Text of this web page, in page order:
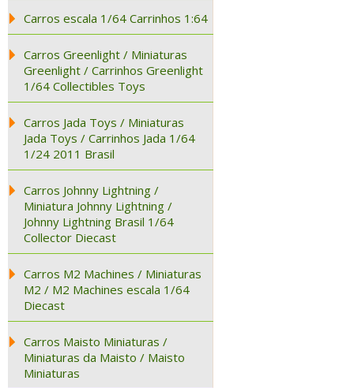
Carros escala 1/64 Carrinhos 1:64
Carros Greenlight / Miniaturas
Greenlight / Carrinhos Greenlight
1/64 Collectibles Toys
Carros Jada Toys / Miniaturas
Jada Toys / Carrinhos Jada 1/64
1/24 2011 Brasil
Carros Johnny Lightning /
Miniatura Johnny Lightning /
Johnny Lightning Brasil 1/64
Collector Diecast
Carros M2 Machines / Miniaturas
M2 / M2 Machines escala 1/64
Diecast
Carros Maisto Miniaturas /
Miniaturas da Maisto / Maisto
Miniaturas